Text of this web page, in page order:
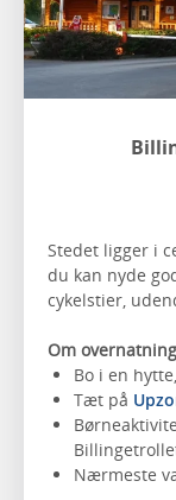
Stedet ligger i
du kan nyde
cykelstier,
Om
Bo i en
Tæt på
Nærmeste